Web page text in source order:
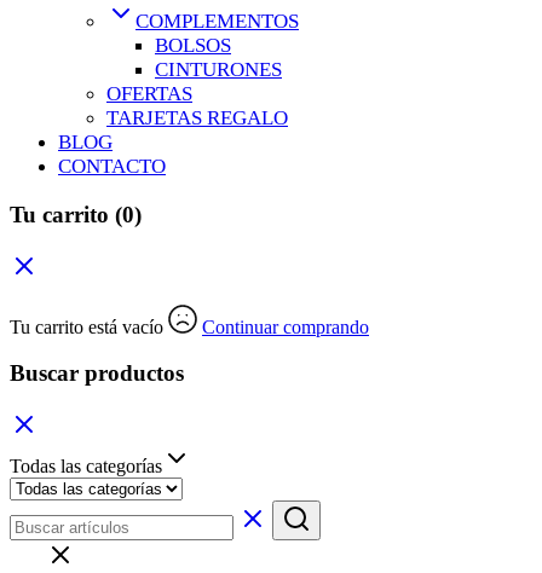
COMPLEMENTOS
BOLSOS
CINTURONES
OFERTAS
TARJETAS REGALO
BLOG
CONTACTO
Tu carrito (0)
Tu carrito está vacío Continuar comprando
Buscar productos
Todas las categorías